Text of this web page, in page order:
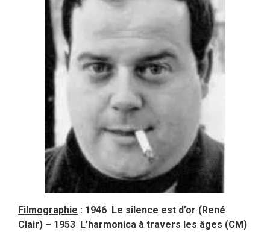
Filmographie : 1946 Le silence est d’or (René
Clair) – 1953 L’harmonica à travers les âges (CM)